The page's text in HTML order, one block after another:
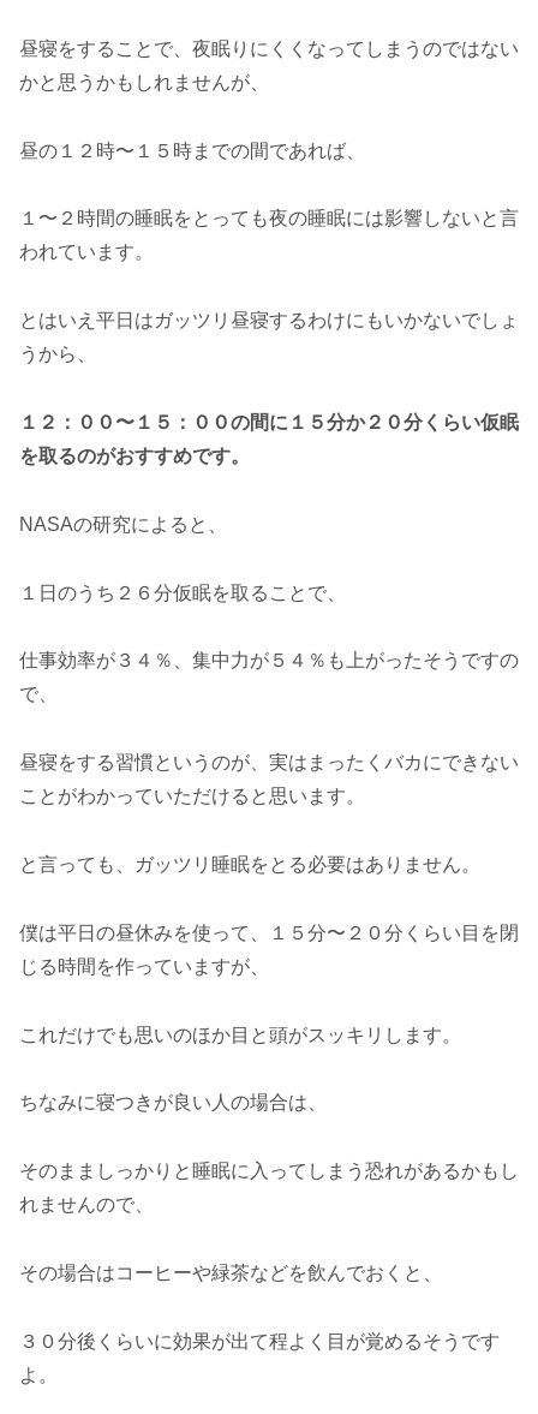
昼寝をすることで、夜眠りにくくなってしまうのではない
かと思うかもしれませんが、
昼の１２時〜１５時までの間であれば、
１〜２時間の睡眠をとっても夜の睡眠には影響しないと言
われています。
とはいえ平日はガッツリ昼寝するわけにもいかないでしょ
うから、
１２：００〜１５：００の間に１５分か２０分くらい仮眠
を取るのがおすすめです。
NASAの研究によると、
１日のうち２６分仮眠を取ることで、
仕事効率が３４％、集中力が５４％も上がったそうですの
で、
昼寝をする習慣というのが、実はまったくバカにできない
ことがわかっていただけると思います。
と言っても、ガッツリ睡眠をとる必要はありません。
僕は平日の昼休みを使って、１５分〜２０分くらい目を閉
じる時間を作っていますが、
これだけでも思いのほか目と頭がスッキリします。
ちなみに寝つきが良い人の場合は、
そのまましっかりと睡眠に入ってしまう恐れがあるかもし
れませんので、
その場合はコーヒーや緑茶などを飲んでおくと、
３０分後くらいに効果が出て程よく目が覚めるそうです
よ。